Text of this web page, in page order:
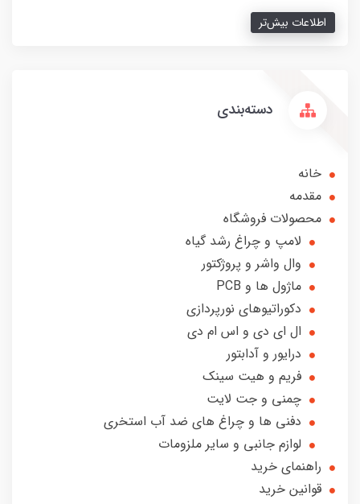
اطلاعات بیش‌تر
دسته‌بندی
خانه
مقدمه
محصولات فروشگاه
لامپ و چراغ رشد گیاه
وال واشر و پروژکتور
ماژول ها و PCB
دکوراتیوهای نورپردازی
ال ای دی و اس ام دی
درایور و آدابتور
فریم و هیت سینک
چمنی و جت لایت
دفنی ها و چراغ های ضد آب استخری
لوازم جانبی و سایر ملزومات
راهنمای خرید
قوانین خرید